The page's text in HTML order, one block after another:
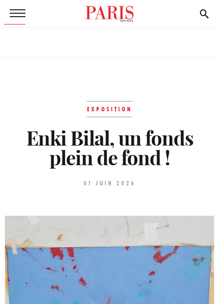
EXPOSITION
Enki Bilal, un fonds
plein de fond !
01 JUIN 2026